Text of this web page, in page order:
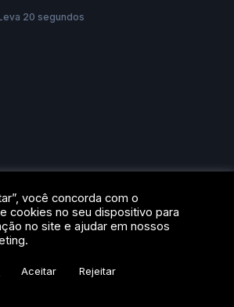
Criar conta
20 segundos
você concorda com o
cookies no seu dispositivo para
no site e ajudar em nossos
Aceitar Rejeitar